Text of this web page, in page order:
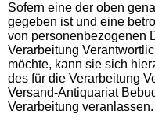
Sofern eine der oben
gegeben ist und eine
von personenbezogenen
Verarbeitung
möchte, kann sie sich
des für die Verarbeitung
Versand-Antiquariat
Verarbeitung veranlassen.